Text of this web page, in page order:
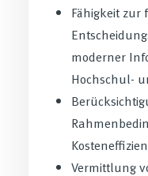
Fähigkeit zur
moderner
Hochschul-
Vermittlung